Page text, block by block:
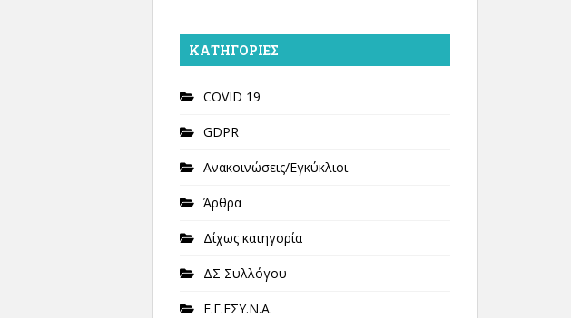
KΑΤΗΓΟΡΊΕΣ
COVID 19
GDPR
Ανακοινώσεις/Εγκύκλιοι
Άρθρα
Δίχως κατηγορία
ΔΣ Συλλόγου
Ε.Γ.ΕΣΥ.Ν.Α.